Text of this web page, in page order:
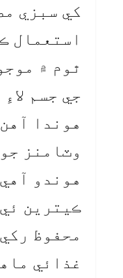
کي سبزي
استعمال
ٿوم ۾
جي جسم
هوندا
وٽامنز
هوندو
ڪيترين
محفوظ
غذائي